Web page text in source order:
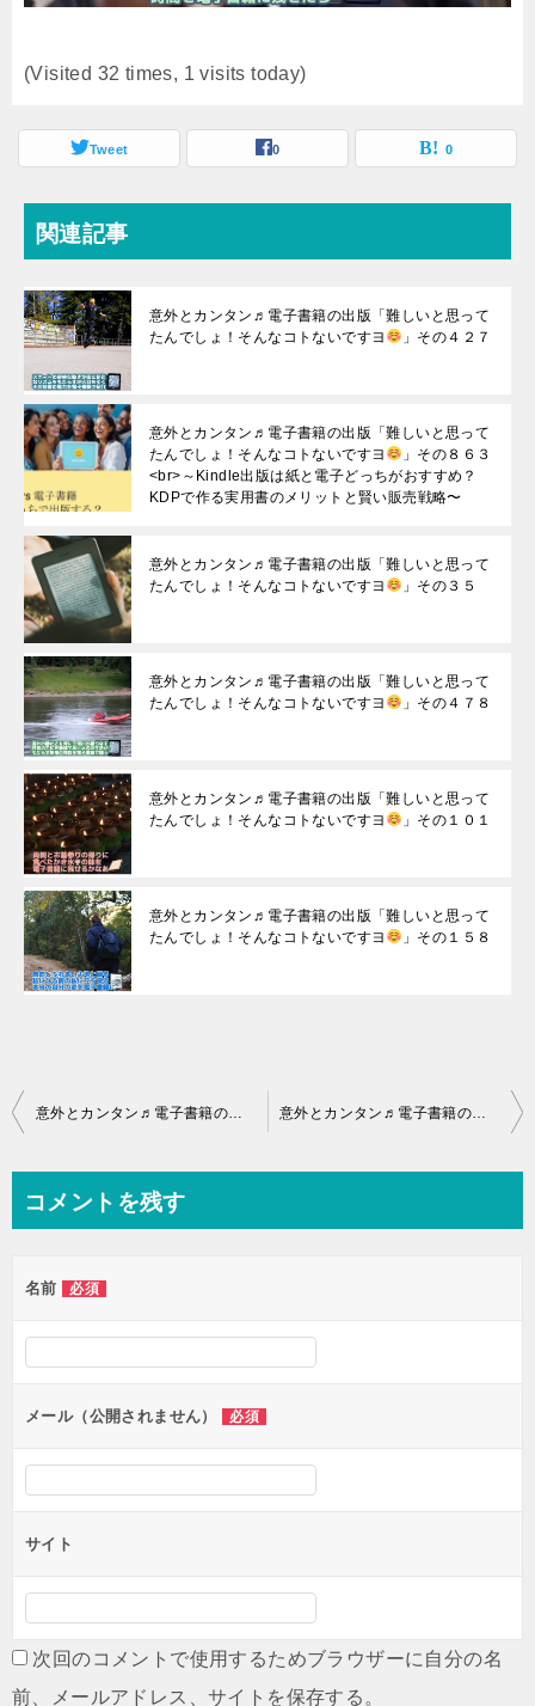
(Visited 32 times, 1 visits today)
Tweet 0 0
関連記事
意外とカンタン♬電子書籍の出版「難しいと思って
たんでしょ！そんなコトないですヨ
」その４２７
意外とカンタン♬電子書籍の出版「難しいと思って
たんでしょ！そんなコトないですヨ
」その８６３
<br>～Kindle出版は紙と電子どっちがおすすめ？
KDPで作る実用書のメリットと賢い販売戦略〜
意外とカンタン♬電子書籍の出版「難しいと思って
たんでしょ！そんなコトないですヨ
」その３５
意外とカンタン♬電子書籍の出版「難しいと思って
たんでしょ！そんなコトないですヨ
」その４７８
意外とカンタン♬電子書籍の出版「難しいと思って
たんでしょ！そんなコトないですヨ
」その１０１
意外とカンタン♬電子書籍の出版「難しいと思って
たんでしょ！そんなコトないですヨ
」その１５８
投
ビ
ー
シ
ン
意外とカンタン♬電子書籍の出版「難しいと思ってたんでしょ！そんなコトないですヨ 意外とカンタン♬電子書籍の出版「難しいと思ってたんでしょ！そんなコトないですヨ
コメントを残す
名前 必須
メール（公開されません） 必須
サイト
次回のコメントで使用するためブラウザーに自分の名
前、メールアドレス、サイトを保存する。